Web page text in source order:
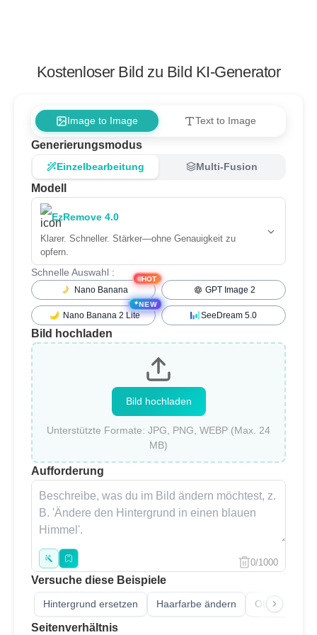
Kostenloser Bild zu Bild KI-Generator
Image to Image Text to Image
Generierungsmodus
Einzelbearbeitung Multi-Fusion
Modell
EzRemove 4.0
Klarer. Schneller. Stärker—ohne Genauigkeit zu
opfern.
Schnelle Auswahl :
Nano Banana
HOT
GPT Image 2
Nano Banana 2 Lite
✦NEW
SeeDream 5.0
Bild hochladen
Bild hochladen
Unterstützte Formate: JPG, PNG, WEBP (Max. 24
MB)
Aufforderung
0/1000
Versuche diese Beispiele
Hintergrund ersetzen Haarfarbe ändern
Seitenverhältnis